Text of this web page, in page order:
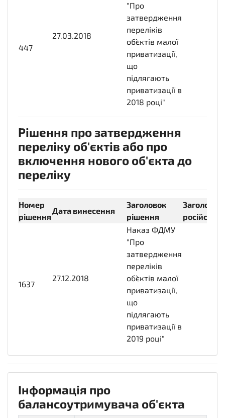
447
27.03.2018
"Про
затвердження
переліків
об`єктів малої
приватизації,
що
підлягають
приватизації в
2018 році"
Рішення про затвердження
переліку об'єктів або про
включення нового об'єкта до
переліку
Номер
рішення
Дата винесення
Заголовок
рішення
Заголовок
1637
27.12.2018
Наказ ФДМУ
"Про
затвердження
переліків
об`єктів малої
приватизації,
що
підлягають
приватизації в
2019 році"
Інформація про
балансоутримувача об'єкта